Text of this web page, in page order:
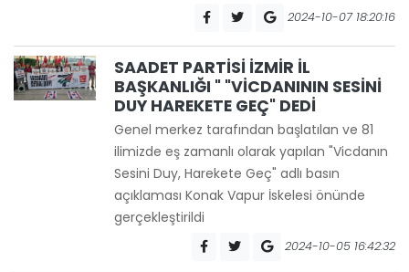
2024-10-07 18:20:16
SAADET PARTİSİ İZMİR İL
BAŞKANLIĞI " "VİCDANININ SESİNİ
DUY HAREKETE GEÇ" DEDİ
Genel merkez tarafından başlatılan ve 81
ilimizde eş zamanlı olarak yapılan "Vicdanın
Sesini Duy, Harekete Geç" adlı basın
açıklaması Konak Vapur İskelesi önünde
gerçekleştirildi
2024-10-05 16:42:32